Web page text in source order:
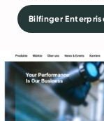
Bilfinger